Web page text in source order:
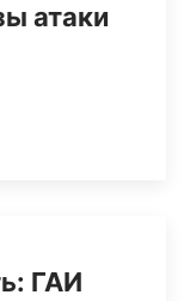
атаки
ГАИ